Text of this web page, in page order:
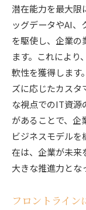
潜在能力を最大限
ッグデータやAI、
を駆使し、企業の
ます。これによ
軟性を獲得します
ズに応じたカス
な視点でのIT資源
があることで、企
ビジネスモデルを
在は、企業が未来
大きな推進力とな
フロントライ